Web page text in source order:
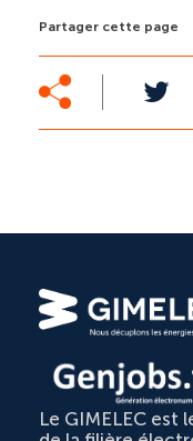
Partager cette page
Le GIMELEC est